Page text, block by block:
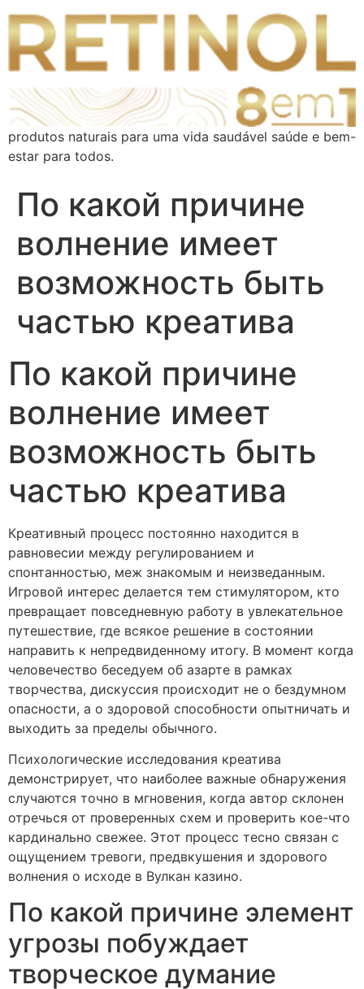
produtos naturais para uma vida saudável saúde e bem-
estar para todos.
По какой причине
волнение имеет
возможность быть
частью креатива
По какой причине
волнение имеет
возможность быть
частью креатива
Креативный процесс постоянно находится в
равновесии между регулированием и
спонтанностью, меж знакомым и неизведанным.
Игровой интерес делается тем стимулятором, кто
превращает повседневную работу в увлекательное
путешествие, где всякое решение в состоянии
направить к непредвиденному итогу. В момент когда
человечество беседуем об азарте в рамках
творчества, дискуссия происходит не о бездумном
опасности, а о здоровой способности опытничать и
выходить за пределы обычного.
Психологические исследования креатива
демонстрирует, что наиболее важные обнаружения
случаются точно в мгновения, когда автор склонен
отречься от проверенных схем и проверить кое-что
кардинально свежее. Этот процесс тесно связан с
ощущением тревоги, предвкушения и здорового
волнения о исходе в Вулкан казино.
По какой причине элемент
угрозы побуждает
творческое думание